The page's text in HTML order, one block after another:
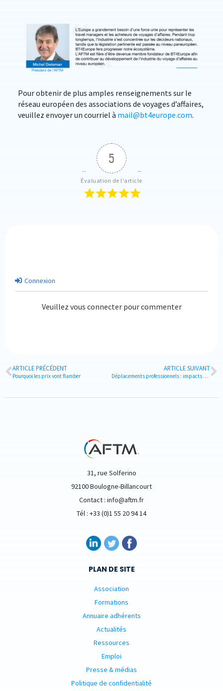
Pour obtenir de plus amples renseignements sur le
réseau européen des associations de voyages d’affaires,
veuillez envoyer un courriel à mail@bt4europe.com.
5
Évaluation de l'article
Connexion
Veuillez vous connecter pour commenter
ARTICLE PRÉCÉDENT
Pourquoi les prix vont flamber
ARTICLE SUIVANT
Déplacements professionnels : impacts de la guerre en Ukraine
31, rue Solferino
92100 Boulogne-Billancourt
Contact : info@aftm.fr
Tél : +33 (0)1 55 20 94 14
PLAN DE SITE
Association
Formations
Annuaire adhérents
Actualités
Ressources
Emploi
Presse & médias
Politique de confidentialité